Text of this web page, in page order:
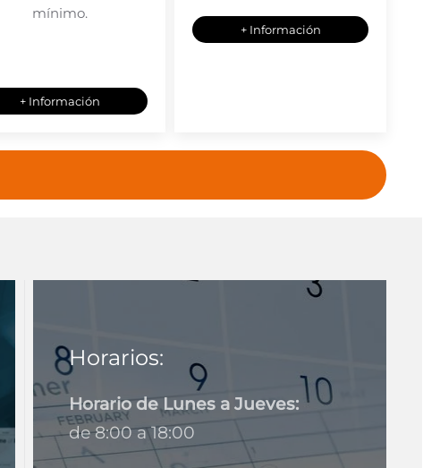
mínimo.
+ Información
+ Información
Horarios:
Horario de Lunes a Jueves:
de 8:00 a 18:00